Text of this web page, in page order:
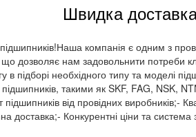
Швидка
компанія є одним з
що дозволяє нам задовольнити
в підборі необхідного типу та моделі
такими як SKF, FAG, NSK,
від провідних виробників;-
доставка;- Конкурентні ціни та